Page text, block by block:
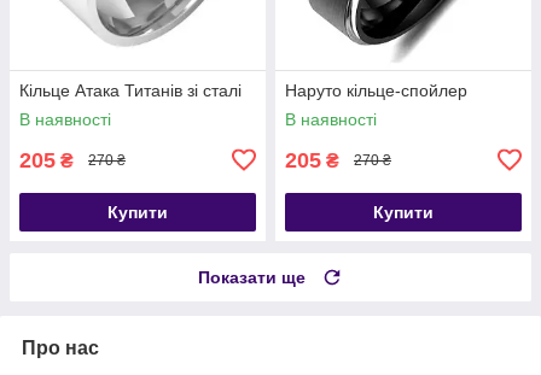
Кільце Атака Титанів зі сталі
В наявності
205 ₴ 270 ₴
Купити
Наруто кільце-спойлер
В наявності
205 ₴ 270 ₴
Купити
Показати ще
Про нас